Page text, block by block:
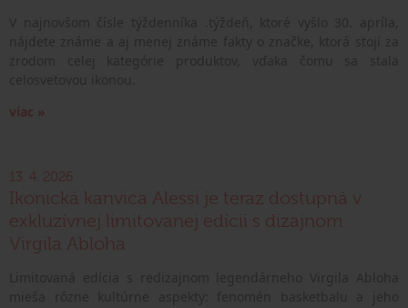
viac »
13. 4. 2026
Ikonická kanvica Alessi je teraz dostupná v
exkluzívnej limitovanej edícii s dizajnom
Virgila Abloha